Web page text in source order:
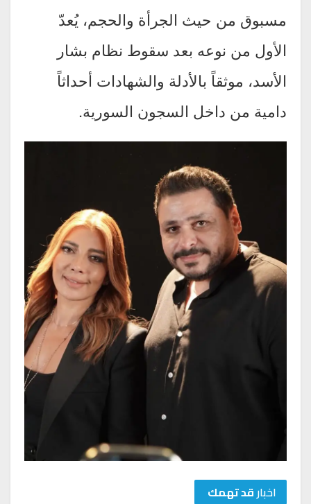
مسبوق من حيث الجرأة والحجم، يُعدّ
الأول من نوعه بعد سقوط نظام بشار
الأسد، موثقاً بالأدلة والشهادات أحداثاً
دامية من داخل السجون السورية.
اخبارقد تهمك